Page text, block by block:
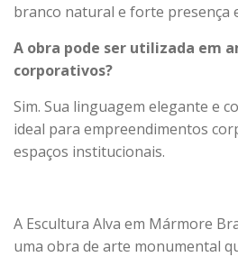
branco natural e forte presença
A obra pode ser utilizada em
corporativos?
Sim. Sua linguagem elegante e
ideal para empreendimentos
espaços institucionais.
A Escultura Alva em Mármore
uma obra de arte monumental